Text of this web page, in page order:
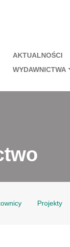
AKTUALNOŚCI
WYDAWNICTWA
Projekty